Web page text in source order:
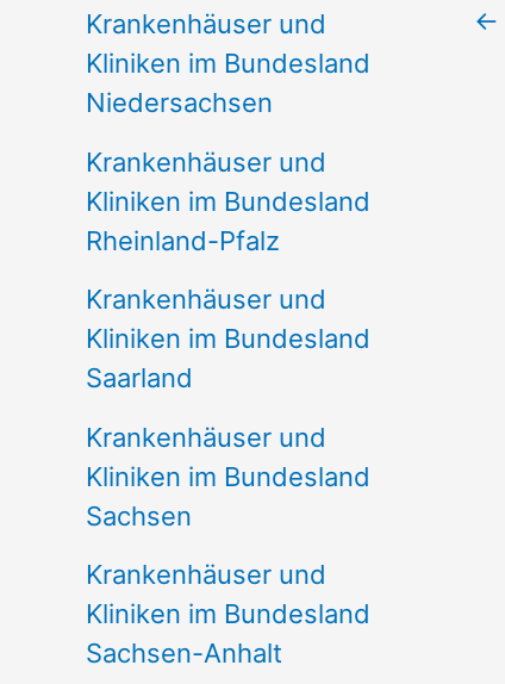
Krankenhäuser und
Kliniken im Bundesland
Niedersachsen
Krankenhäuser und
Kliniken im Bundesland
Rheinland-Pfalz
Krankenhäuser und
Kliniken im Bundesland
Saarland
Krankenhäuser und
Kliniken im Bundesland
Sachsen
Krankenhäuser und
Kliniken im Bundesland
Sachsen-Anhalt
←